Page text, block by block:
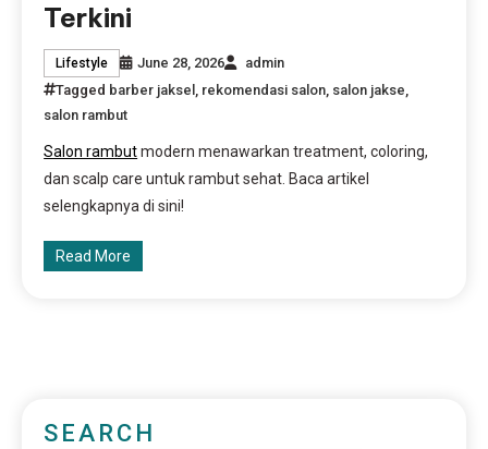
Terkini
Lifestyle June 28, 2026
admin
Tagged barber jaksel , rekomendasi salon, salon jakse,
salon rambut
Salon rambutmodern menawarkan treatment, coloring,
dan scalp care untuk rambut sehat. Baca artikel
selengkapnya di sini!
Read More
SEARCH